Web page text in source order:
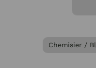
Chemisier /